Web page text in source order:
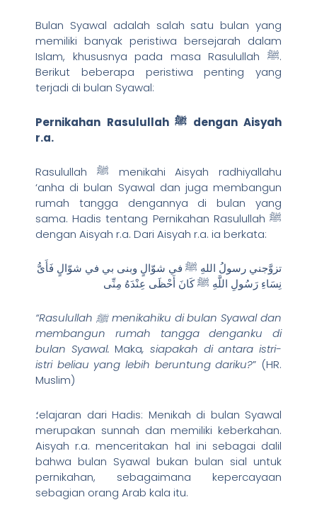
Bulan Syawal adalah salah satu bulan yang
memiliki banyak peristiwa bersejarah dalam
Islam, khususnya pada masa Rasulullah ﷺ.
Berikut beberapa peristiwa penting yang
terjadi di bulan Syawal:
Pernikahan Rasulullah ﷺ dengan Aisyah
r.a.
Rasulullah ﷺ menikahi Aisyah radhiyallahu
‘anha di bulan Syawal dan juga membangun
rumah tangga dengannya di bulan yang
sama. Hadis tentang Pernikahan Rasulullah ﷺ
dengan Aisyah r.a. Dari Aisyah r.a. ia berkata:
تزوَّجني رسولُ اللهِ ﷺ في شوّالٍ وبنى بي في شوّالٍ فَأَىُّ
نِسَاءِ رَسُولِ اللَّهِ ﷺ كَانَ أَحْظَى عِنْدَهُ مِنِّى
“Rasulullah ﷺ menikahiku di bulan Syawal dan
membangun rumah tangga denganku di
bulan Syawal.Maka, siapakah di antara istri-
istri beliau yang lebih beruntung dariku?” (HR.
Muslim)
؛elajaran dari Hadis: Menikah di bulan Syawal
merupakan sunnah dan memiliki keberkahan.
Aisyah r.a. menceritakan hal ini sebagai dalil
bahwa bulan Syawal bukan bulan sial untuk
pernikahan, sebagaimana kepercayaan
sebagian orang Arab kala itu.